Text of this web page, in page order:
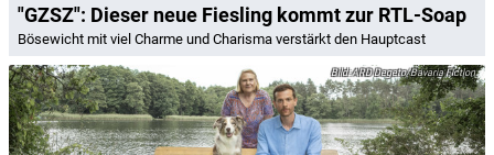
"GZSZ": Dieser neue Fiesling kommt zur RTL-Soap
Bösewicht mit viel Charme und Charisma verstärkt den Hauptcast
ARD Degeto/Bavaria Fiction